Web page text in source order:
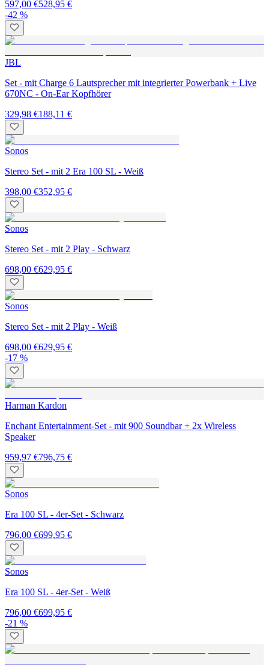
597,00 €528,95 €
-42 %
JBL
Set - mit Charge 6 Lautsprecher mit integrierter Powerbank + Live
670NC - On-Ear Kopfhörer
329,98 €188,11 €
Sonos
Stereo Set - mit 2 Era 100 SL - Weiß
398,00 €352,95 €
Sonos
Stereo Set - mit 2 Play - Schwarz
698,00 €629,95 €
Sonos
Stereo Set - mit 2 Play - Weiß
698,00 €629,95 €
-17 %
Harman Kardon
Enchant Entertainment-Set - mit 900 Soundbar + 2x Wireless
Speaker
959,97 €796,75 €
Sonos
Era 100 SL - 4er-Set - Schwarz
796,00 €699,95 €
Sonos
Era 100 SL - 4er-Set - Weiß
796,00 €699,95 €
-21 %